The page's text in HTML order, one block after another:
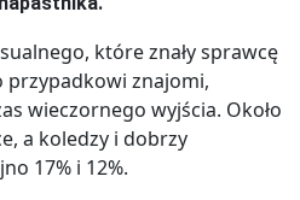
które znały sprawcę
przypadkowi znajomi,
wieczornego wyjścia. Około
a koledzy i dobrzy
17% i 12%.